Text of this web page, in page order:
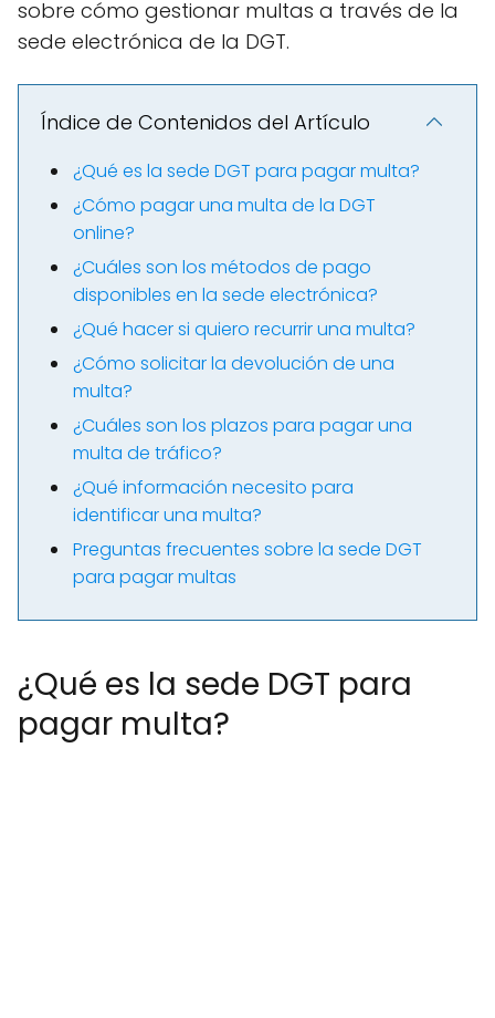
sobre cómo gestionar multas a través de la
sede electrónica de la DGT.
Índice de Contenidos del Artículo
¿Qué es la sede DGT para pagar multa?
¿Cómo pagar una multa de la DGT
online?
¿Cuáles son los métodos de pago
disponibles en la sede electrónica?
¿Qué hacer si quiero recurrir una multa?
¿Cómo solicitar la devolución de una
multa?
¿Cuáles son los plazos para pagar una
multa de tráfico?
¿Qué información necesito para
identificar una multa?
Preguntas frecuentes sobre la sede DGT
para pagar multas
¿Qué es la sede DGT para
pagar multa?